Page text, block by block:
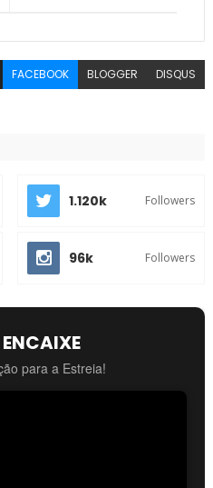
FACEBOOK BLOGGER DISQUS
1.120k Followers
96k Followers
para a Estreia!